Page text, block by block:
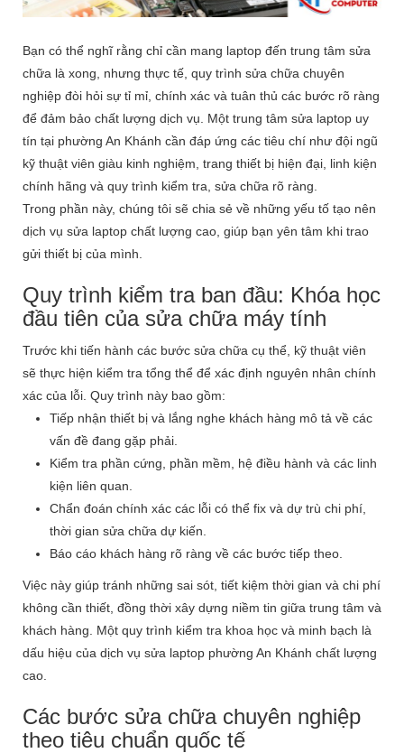
Bạn có thể nghĩ rằng chỉ cần mang laptop đến trung tâm sửa
chữa là xong, nhưng thực tế, quy trình sửa chữa chuyên
nghiệp đòi hỏi sự tỉ mỉ, chính xác và tuân thủ các bước rõ ràng
để đảm bảo chất lượng dịch vụ. Một trung tâm sửa laptop uy
tín tại phường An Khánh cần đáp ứng các tiêu chí như đội ngũ
kỹ thuật viên giàu kinh nghiệm, trang thiết bị hiện đại, linh kiện
chính hãng và quy trình kiểm tra, sửa chữa rõ ràng.
Trong phần này, chúng tôi sẽ chia sẻ về những yếu tố tạo nên
dịch vụ sửa laptop chất lượng cao, giúp bạn yên tâm khi trao
gửi thiết bị của mình.
Quy trình kiểm tra ban đầu: Khóa học
đầu tiên của sửa chữa máy tính
Trước khi tiến hành các bước sửa chữa cụ thể, kỹ thuật viên
sẽ thực hiện kiểm tra tổng thể để xác định nguyên nhân chính
xác của lỗi. Quy trình này bao gồm:
Tiếp nhận thiết bị và lắng nghe khách hàng mô tả về các
vấn đề đang gặp phải.
Kiểm tra phần cứng, phần mềm, hệ điều hành và các linh
kiện liên quan.
Chẩn đoán chính xác các lỗi có thể fix và dự trù chi phí,
thời gian sửa chữa dự kiến.
Báo cáo khách hàng rõ ràng về các bước tiếp theo.
Việc này giúp tránh những sai sót, tiết kiệm thời gian và chi phí
không cần thiết, đồng thời xây dựng niềm tin giữa trung tâm và
khách hàng. Một quy trình kiểm tra khoa học và minh bạch là
dấu hiệu của dịch vụ sửa laptop phường An Khánh chất lượng
cao.
Các bước sửa chữa chuyên nghiệp
theo tiêu chuẩn quốc tế